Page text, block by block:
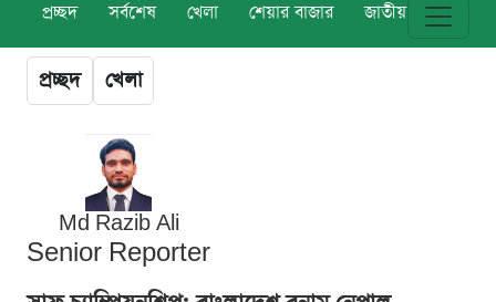
প্রচ্ছদ সর্বশেষ খেলা শেয়ার বাজার জাতীয় বিশ্ব
প্রচ্ছদ খেলা
Md Razib Ali
Senior Reporter